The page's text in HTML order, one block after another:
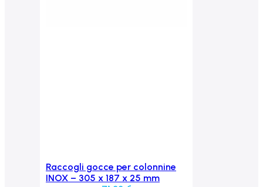
Aggiungi al carrello
Raccogli gocce per colonnine
INOX – 305 x 187 x 25 mm